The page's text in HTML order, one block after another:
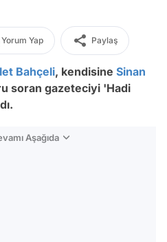
Yorum Yap Paylaş
Bahçeli, kendisine Sinan
soran gazeteciyi 'Hadi
Aşağıda